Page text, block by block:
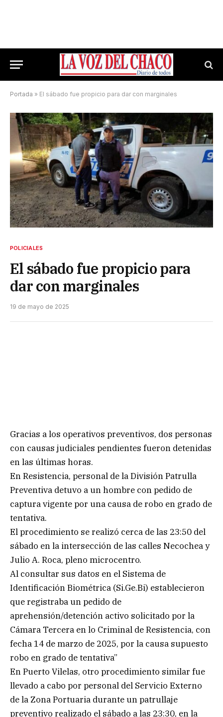
Portada » El sábado fue propicio para dar con marginales
POLICIALES
El sábado fue propicio para
dar con marginales
19 de mayo de 2025
Gracias a los operativos preventivos, dos personas
con causas judiciales pendientes fueron detenidas
en las últimas horas.
En Resistencia, personal de la División Patrulla
Preventiva detuvo a un hombre con pedido de
captura vigente por una causa de robo en grado de
tentativa.
El procedimiento se realizó cerca de las 23:50 del
sábado en la intersección de las calles Necochea y
Julio A. Roca, pleno microcentro.
Al consultar sus datos en el Sistema de
Identificación Biométrica (Si.Ge.Bi) establecieron
que registraba un pedido de
aprehensión/detención activo solicitado por la
Cámara Tercera en lo Criminal de Resistencia, con
fecha 14 de marzo de 2025, por la causa supuesto
robo en grado de tentativa”
En Puerto Vilelas, otro procedimiento similar fue
llevado a cabo por personal del Servicio Externo
de la Zona Portuaria durante un patrullaje
preventivo realizado el sábado a las 23:30, en la